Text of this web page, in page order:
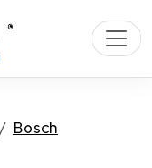
Bosch